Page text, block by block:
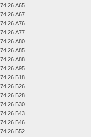
74.26 А65
74.26 А67
74.26 А76
74.26 А77
74.26 А80
74.26 А85
74.26 А88
74.26 А95
74.26 Б18
74.26 Б26
74.26 Б28
74.26 Б30
74.26 Б43
74.26 Б46
74.26 Б52